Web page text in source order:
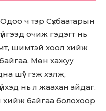
ч тэр Сүхбаатарын
очиж гэдэгт нь
шимтэй хоол хийж
Мөн хажуу
шүү” гэж хэлж,
нь л жаахан айдаг.
хийж байгаа болохоор